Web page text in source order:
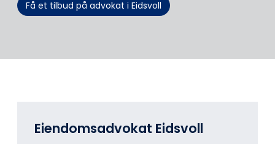
Få et tilbud på advokat i Eidsvoll
Eiendomsadvokat Eidsvoll